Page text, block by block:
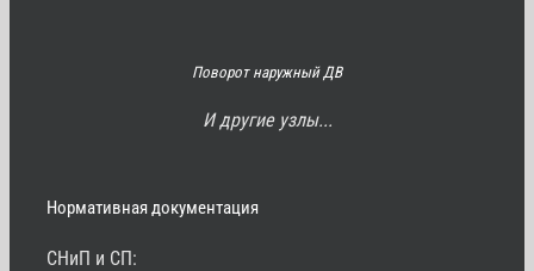
Поворот наружный ДВ
И другие узлы...
Нормативная документация
СНиП и СП: